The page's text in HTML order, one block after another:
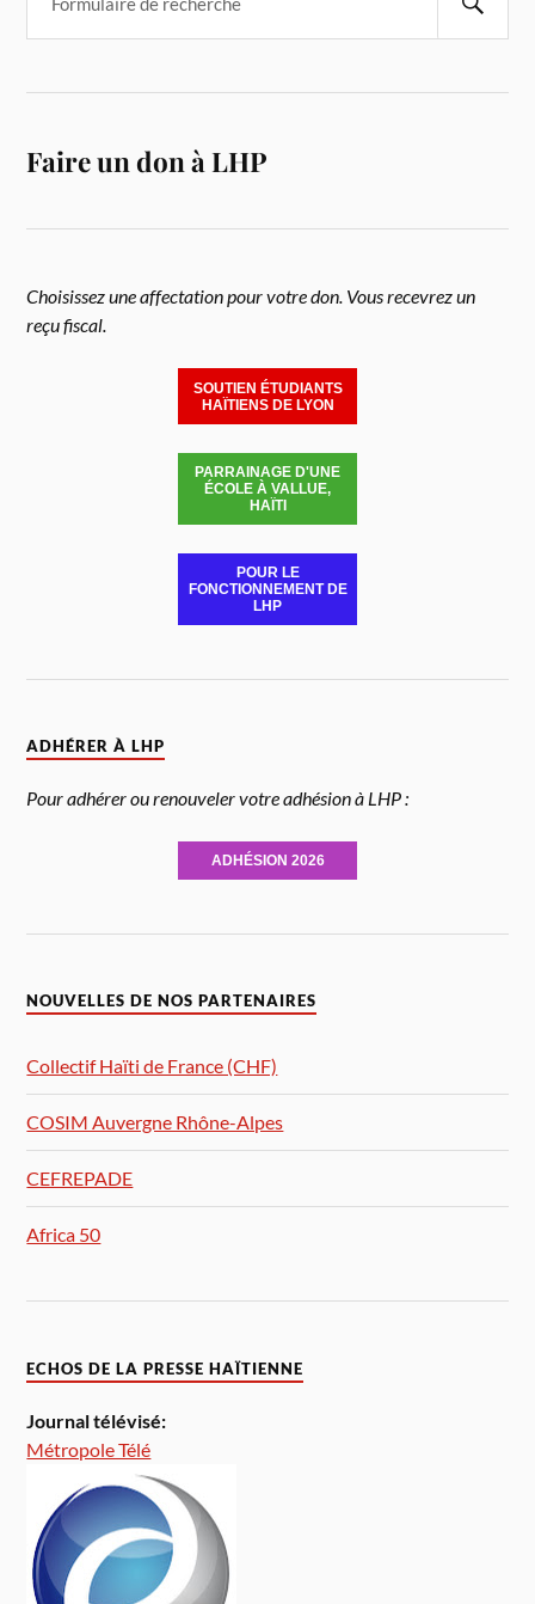
Faire un don à LHP
Choisissez une affectation pour votre don. Vous recevrez un
reçu fiscal.
SOUTIEN ÉTUDIANTS
HAÏTIENS DE LYON
PARRAINAGE D'UNE
ÉCOLE À VALLUE,
HAÏTI
POUR LE
FONCTIONNEMENT DE
LHP
ADHÉRER À LHP
Pour adhérer ou renouveler votre adhésion à LHP :
ADHÉSION 2026
NOUVELLES DE NOS PARTENAIRES
Collectif Haïti de France (CHF)
COSIM Auvergne Rhône-Alpes
CEFREPADE
Africa 50
ECHOS DE LA PRESSE HAÏTIENNE
Journal télévisé:
Métropole Télé